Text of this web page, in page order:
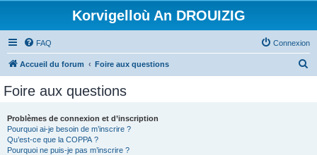
Korvigelloù An DROUIZIG
FAQ Connexion
Accueil du forum Foire aux questions
Foire aux questions
Problèmes de connexion et d’inscription
Pourquoi ai-je besoin de m’inscrire ?
Qu’est-ce que la COPPA ?
Pourquoi ne puis-je pas m’inscrire ?